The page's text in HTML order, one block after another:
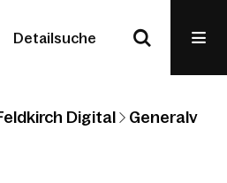
Detailsuche
Digital